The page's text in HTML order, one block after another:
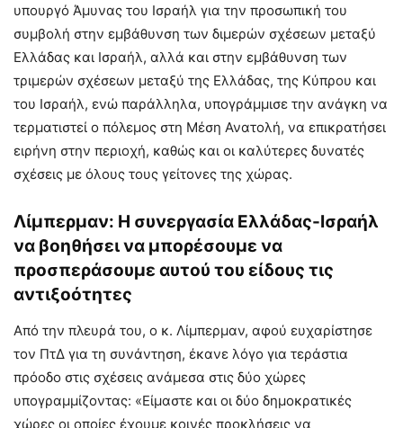
υπουργό Άμυνας του Ισραήλ για την προσωπική του
συμβολή στην εμβάθυνση των διμερών σχέσεων μεταξύ
Ελλάδας και Ισραήλ, αλλά και στην εμβάθυνση των
τριμερών σχέσεων μεταξύ της Ελλάδας, της Κύπρου και
του Ισραήλ, ενώ παράλληλα, υπογράμμισε την ανάγκη να
τερματιστεί ο πόλεμος στη Μέση Ανατολή, να επικρατήσει
ειρήνη στην περιοχή, καθώς και οι καλύτερες δυνατές
σχέσεις με όλους τους γείτονες της χώρας.
Λίμπερμαν: Η συνεργασία Ελλάδας-Ισραήλ
να βοηθήσει να μπορέσουμε να
προσπεράσουμε αυτού του είδους τις
αντιξοότητες
Από την πλευρά του, ο κ. Λίμπερμαν, αφού ευχαρίστησε
τον ΠτΔ για τη συνάντηση, έκανε λόγο για τεράστια
πρόοδο στις σχέσεις ανάμεσα στις δύο χώρες
υπογραμμίζοντας: «Είμαστε και οι δύο δημοκρατικές
χώρες οι οποίες έχουμε κοινές προκλήσεις να